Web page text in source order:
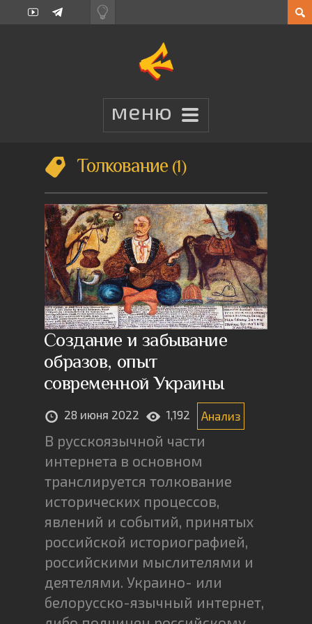
Толкование 1
Создание и забывание
образов, опыт
современной Украины
28 июня 2022 1,192 Анализ
В русскоязычной части
интернета в основном
транслируется толкование
исторических процессов,
явлений и событий, принятых
российской историографией,
российскими мыслителями и
деятелями. Украино- или
белорусско-язычный интернет,